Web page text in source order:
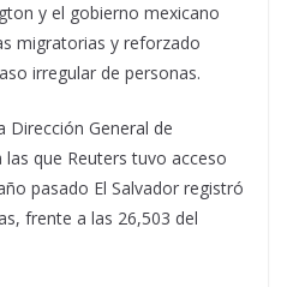
y el gobierno mexicano
migratorias y reforzado
irregular de personas.
Dirección General de
que Reuters tuvo acceso
pasado El Salvador registró
frente a las 26,503 del